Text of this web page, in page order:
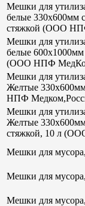
Мешки для
белые 330х600мм
стяжкой (ООО
Мешки для
белые
(ООО НПФ
Мешки для
Желтые
НПФ
Мешки для
Желтые
стяжкой, 10 л
Мешки для
Мешки для
Мешки для